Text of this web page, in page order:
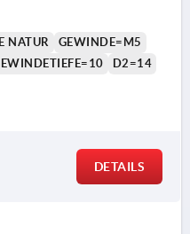
NATUR
GEWINDE=M5
D2=14
DETAILS